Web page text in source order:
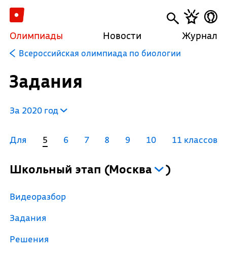
Олимпиады Новости Журнал
Всероссийская олимпиада по биологии
Задания
За 2020 год
Для 5 6 7 8 9 10 11 классов
Школьный этап (Москва )
Видеоразбор
Задания
Решения